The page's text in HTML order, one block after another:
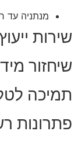
מנתניה עד
שירות
שיחזור
תמיכה
פתרונות